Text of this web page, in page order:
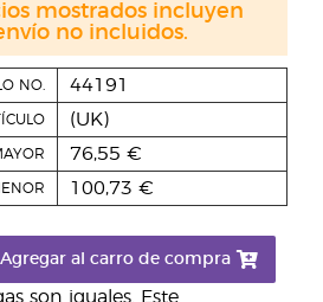
son iguales. Este
NO. 44191
(UK)
76,55 €
100,73 €
Agregar al carro de compra
mostrados incluyen
no incluidos.